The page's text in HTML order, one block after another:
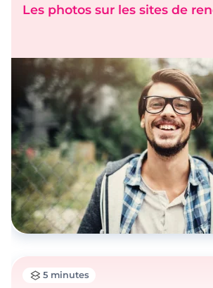
Les photos sur les sites de
5 minutes